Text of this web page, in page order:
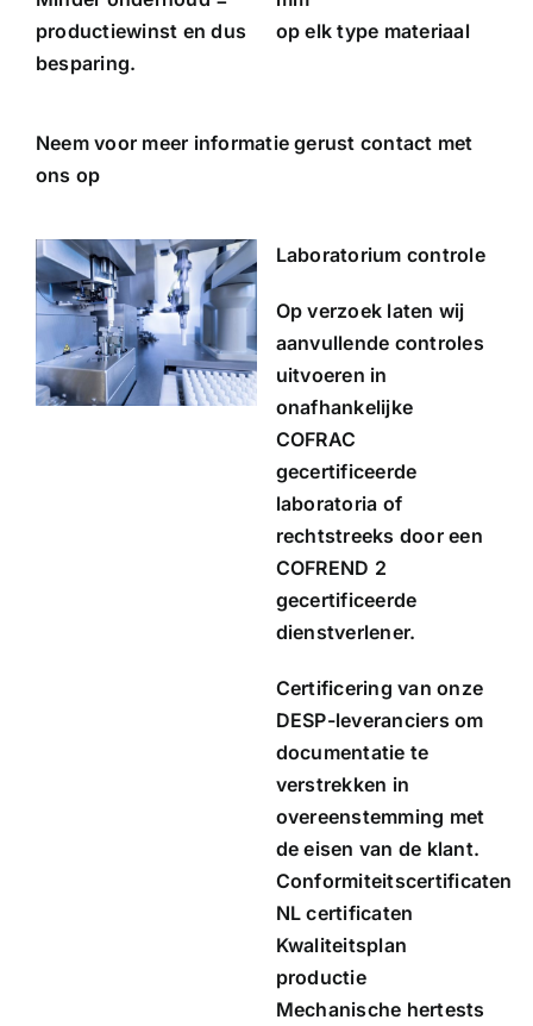
productiewinst en dus
besparing.
op elk type materiaal
Neem voor meer informatie gerust contact met
ons op
Laboratorium controle
Op verzoek laten wij
aanvullende controles
uitvoeren in
onafhankelijke
COFRAC
gecertificeerde
laboratoria of
rechtstreeks door een
COFREND 2
gecertificeerde
dienstverlener.
Certificering van onze
DESP-leveranciers om
documentatie te
verstrekken in
overeenstemming met
de eisen van de klant.
Conformiteitscertificaten
NL certificaten
Kwaliteitsplan
productie
Mechanische hertests